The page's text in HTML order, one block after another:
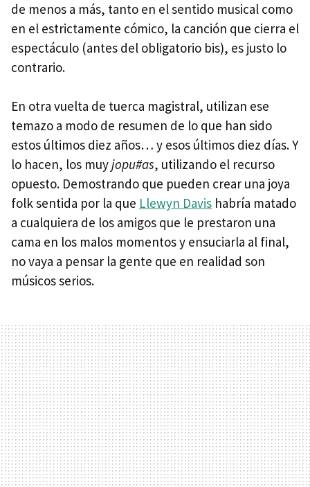
de menos a más, tanto en el sentido musical como
en el estrictamente cómico, la canción que cierra el
espectáculo (antes del obligatorio bis), es justo lo
contrario.
En otra vuelta de tuerca magistral, utilizan ese
temazo a modo de resumen de lo que han sido
estos últimos diez años… y esos últimos diez días. Y
lo hacen, los muyjopu#as, utilizando el recurso
opuesto. Demostrando que pueden crear una joya
folk sentida por la que Llewyn Davis habría matado
a cualquiera de los amigos que le prestaron una
cama en los malos momentos y ensuciarla al final,
no vaya a pensar la gente que en realidad son
músicos serios.